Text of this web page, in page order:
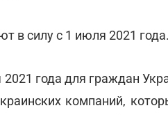
в силу с 1 июля 2021 года.
года для граждан
компаний,